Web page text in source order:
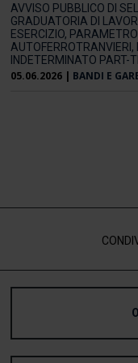
AVVISO PUBBLICO DI
GRADUATORIA DI
ESERCIZIO,
INDETERMINATO PART-
05.06.2026 | BANDI E